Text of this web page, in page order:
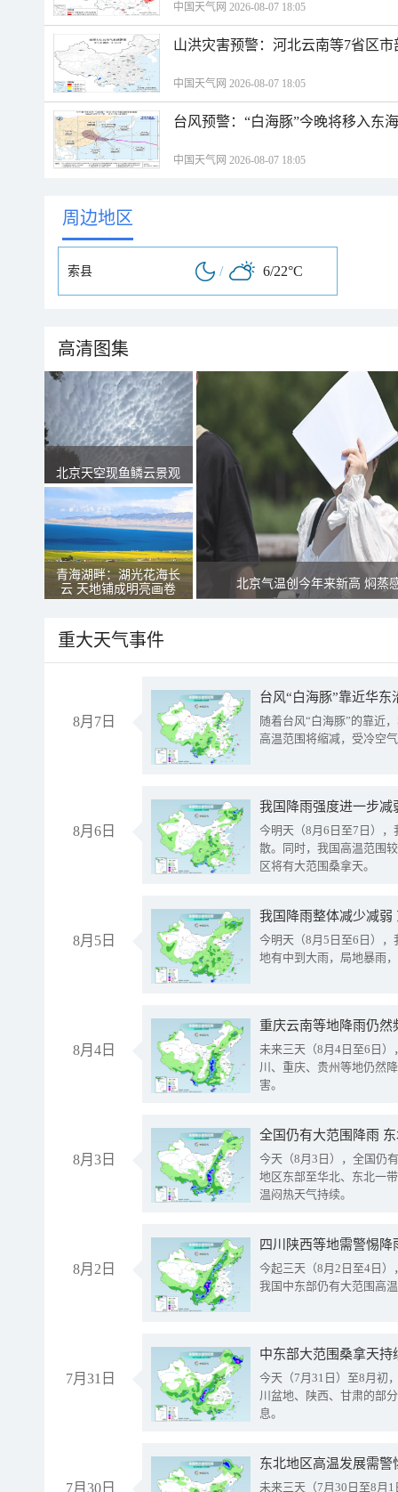
中国天气网 2026-08-07 18:05
山洪灾害预警：河北云南等7省区
中国天气网 2026-08-07 18:05
台风预警：“白海豚”今晚将移入东
中国天气网 2026-08-07 18:05
周边地区
索县 / 6/22°C
高清图集
北京天空现鱼鳞云景观
青海湖畔：湖光花海长
云 天地铺成明亮画卷
北京气温创今年来新高 焖蒸
重大天气事件
8月7日
台风“白海豚”靠近华
随着台风“白海豚”的靠近
高温范围将缩减，受冷空
8月6日
今明天（8月6日至7日）
散。同时，我国高温范围
区将有大范围桑拿天。
8月5日
我国降雨整体减少减弱
今明天（8月5日至6日）
地有中到大雨，局地暴雨
8月4日
重庆云南等地降雨仍然
未来三天（8月4日至6日
川、重庆、贵州等地仍然
害。
8月3日
全国仍有大范围降雨
今天（8月3日），全国仍
地区东部至华北、东北一
温闷热天气持续。
8月2日
今起三天（8月2日至4日
我国中东部仍有大范围高
7月31日
中东部大范围桑拿天
今天（7月31日）至8月初
川盆地、陕西、甘肃的部
息。
7月30日
东北地区高温发展需
未来三天（7月30日至8月